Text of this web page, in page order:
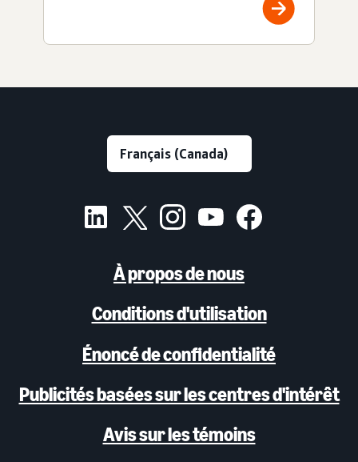
À propos de nous
Conditions d'utilisation
Énoncé de confidentialité
Publicités basées sur les centres d'intérêt
Avis sur les témoins